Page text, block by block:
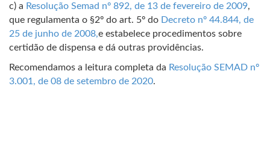
c) a Resolução Semad nº 892, de 13 de fevereiro de 2009,
que regulamenta o §2º do art. 5º do Decreto nº 44.844, de
25 de junho de 2008,e estabelece procedimentos sobre
certidão de dispensa e dá outras providências.
Recomendamos a leitura completa da Resolução SEMAD nº
3.001, de 08 de setembro de 2020.